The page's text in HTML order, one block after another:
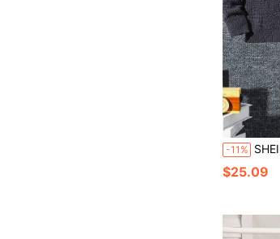
-11% SHEIN Explorewe
$25.09